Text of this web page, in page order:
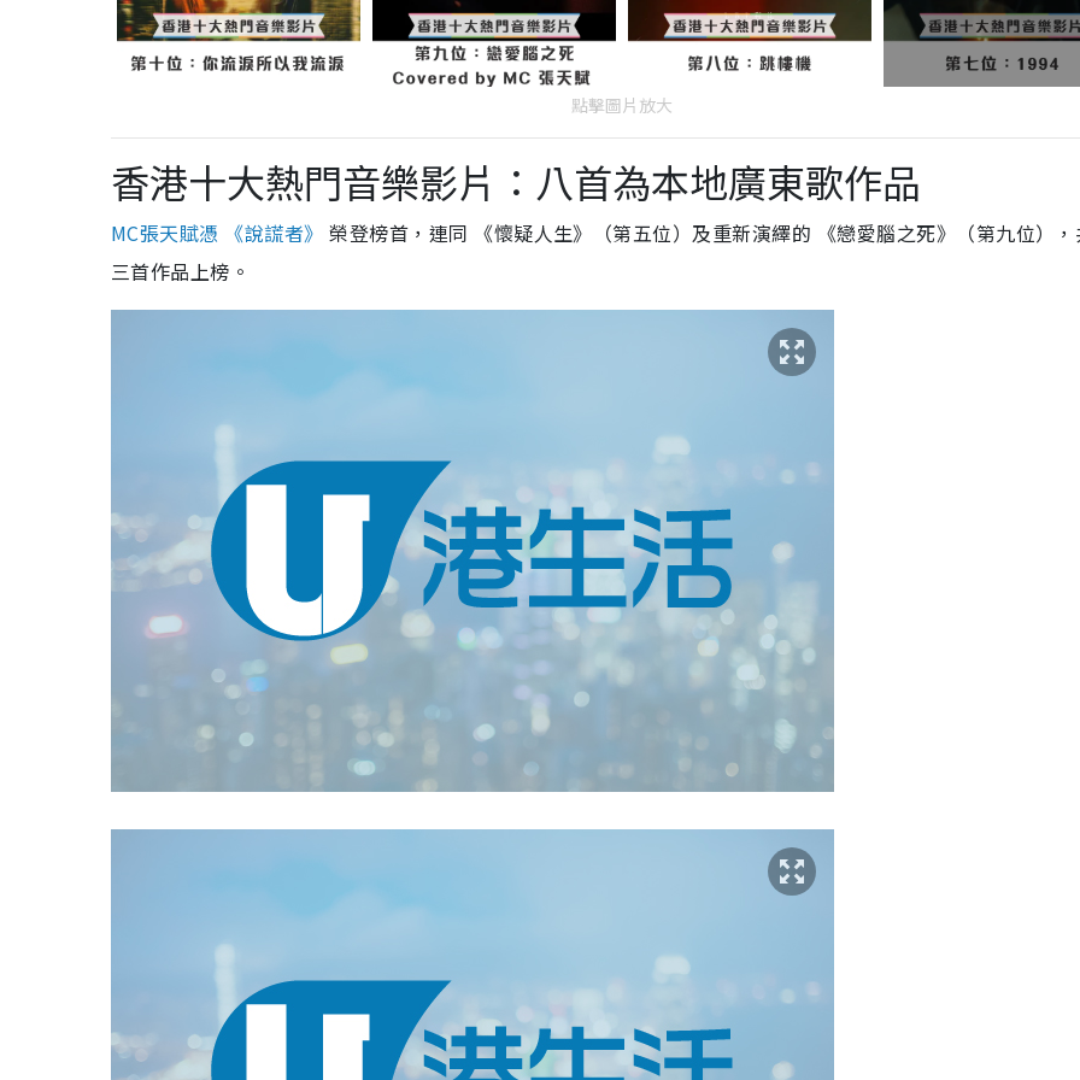
點擊圖片放大
香港十大熱門音樂影片：八首為本地廣東歌作品
MC張天賦憑 《說謊者》榮登榜首，連同 《懷疑人生》（第五位）及重新演繹的 《戀愛腦之死》（第九位）
三首作品上榜。